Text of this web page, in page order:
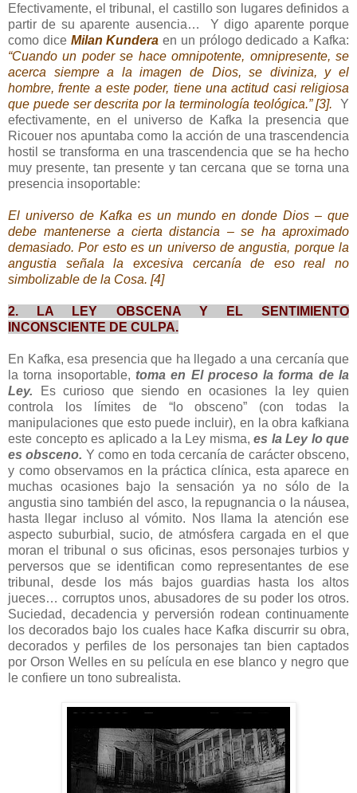
Efectivamente, el tribunal, el castillo son lugares definidos a
partir de su aparente ausencia…
Y digo aparente porque
como dice Milan Kundera en un prólogo dedicado a Kafka:
“Cuando un poder se hace omnipotente, omnipresente, se
acerca siempre a la imagen de Dios, se diviniza, y el
hombre, frente a este poder, tiene una actitud casi religiosa
que puede ser descrita por la terminología teológica.” [3].
Y
efectivamente, en el universo de Kafka la presencia que
Ricouer nos apuntaba como la acción de una trascendencia
hostil se transforma en una trascendencia que se ha hecho
muy presente, tan presente y tan cercana que se torna una
presencia insoportable:
El universo de Kafka es un mundo en donde Dios – que
debe mantenerse a cierta distancia – se ha aproximado
demasiado. Por esto es un universo de angustia, porque la
angustia señala la excesiva cercanía de eso real no
simbolizable de la Cosa. [4]
2. LA LEY OBSCENA Y EL SENTIMIENTO
INCONSCIENTE DE CULPA.
En Kafka, esa presencia que ha llegado a una cercanía que
la torna insoportable, toma en El proceso la forma de la
Ley. Es curioso que siendo en ocasiones la ley quien
controla los límites de “lo obsceno” (con todas la
manipulaciones que esto puede incluir), en la obra kafkiana
este concepto es aplicado a la Ley misma, es la Ley lo que
es obsceno. Y como en toda cercanía de carácter obsceno,
y como observamos en la práctica clínica, esta aparece en
muchas ocasiones bajo la sensación ya no sólo de la
angustia sino también del asco, la repugnancia o la náusea,
hasta llegar incluso al vómito. Nos llama la atención ese
aspecto suburbial, sucio, de atmósfera cargada en el que
moran el tribunal o sus oficinas, esos personajes turbios y
perversos que se identifican como representantes de ese
tribunal, desde los más bajos guardias hasta los altos
jueces… corruptos unos, abusadores de su poder los otros.
Suciedad, decadencia y perversión rodean continuamente
los decorados bajo los cuales hace Kafka discurrir su obra,
decorados y perfiles de los personajes tan bien captados
por Orson Welles en su película en ese blanco y negro que
le confiere un tono subrealista.